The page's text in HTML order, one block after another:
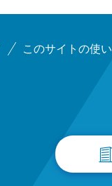
このサイトの使